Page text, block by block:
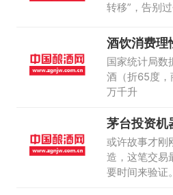
转移”，告别
酒饮消费理
已成消费新
国家统计局数
酒（折65度
万千升
茅台投资机
台好机器的
或许故事才刚
造，这笔交易
要时间来验证。